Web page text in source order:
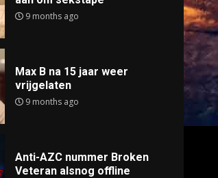
9 months ago
Max B na 15 jaar weer
vrijgelaten
9 months ago
Anti-AZC nummer Broken
Veteran alsnog offline